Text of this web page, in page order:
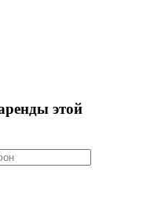
этой